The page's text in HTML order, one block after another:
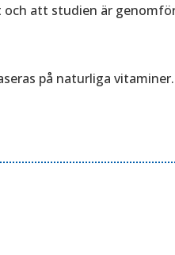
att studien är
på naturliga vitaminer.